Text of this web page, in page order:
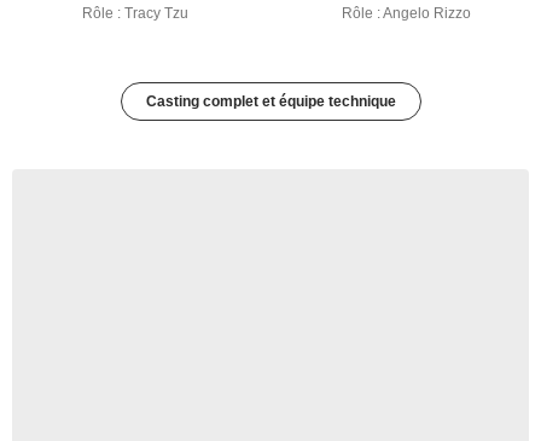
Rôle : Tracy Tzu Rôle : Angelo Rizzo
Casting complet et équipe technique